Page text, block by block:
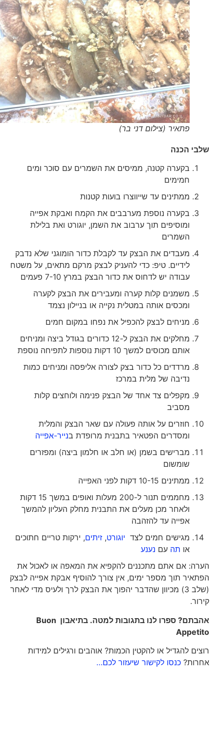
פתאיר (צילום דני בר)
שלבי הכנה
בקערה קטנה, ממיסים את השמרים עם סוכר ומים
חמימים
ממתינים עד שייווצרו בועות קטנות
בקערה נוספת מערבבים את הקמח ואבקת אפייה
ומוסיפים תוך ערבוב את השמן, יוגורט ואת בלילת
השמרים
מעבדים את הבצק עד לקבלת כדור הומוגני שלא נדבק
לידיים. טיפ: כדי להעניק לבצק מרקם מתאים, על משטח
עבודה יש לדחוס את כדור הבצק במרץ 7-10 פעמים
משמנים קלות קערה ומעבירים את הבצק לקערה
ומכסים אותה במטלית נקייה או בניילון נצמד
מניחים לבצק להכפיל את נפחו במקום חמים
מחלקים את הבצק ל-12 כדורים בגודל ביצה ומניחים
אותם מכוסים למשך 10 דקות נוספות לתפיחה נוספת
מרדדים כל כדור בצק לצורה אליפסה ומניחים כמות
נדיבה של מלית במרכז
מקפלים צד אחד של הבצק פנימה ולוחצים קלות
מסביב
חוזרים על אותה פעולה עם שאר הבצק והמלית
ומסדרים הפטאיר בתבנית מרופדת בנייר-אפייה
מברישים בשמן (או חלב או חלמון ביצה) ומפזרים
שומשום
ממתינים 10-15 דקות לפני האפייה
מחממים תנור ל-200 מעלות ואופים במשך 15 דקות
ולאחר מכן מעלים את התבנית מחלק העליון להמשך
אפייה עד להזהבה
מגישים חמים לצדיוגורט,זיתים, ירקות טריים חתוכים
תה עםנענע
הערה: אם אתם מתכננים להקפיא את המאפה או לאכול את
הפתאיר תוך מספר ימים, אין צורך להוסיף אבקת אפייה לבצק
(שלב 3) מכיוון שהדבר יהפוך את הבצק לרך ולעיס מדי לאחר
קירור.
אהבתם? ספרו לנו בתגובות למטה. בתיאבון Buon
Appetito
רוצים להגדיל או להקטין הכמות? אוהבים ורגילים למידות
אחרות?כנסו לקישור שיעזור לכם…